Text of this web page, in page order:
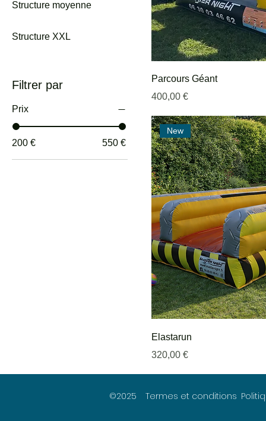
Structure moyenne
Structure XXL
Filtrer par
Prix
200 € 550 €
Parcours Géant
Prix
400,00 €
New
Elastarun
Prix
320,00 €
©2025 Termes et conditions